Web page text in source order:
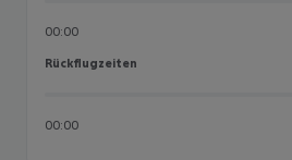
00:00
Rückflugzeiten
Rückflugzeiten
00:00